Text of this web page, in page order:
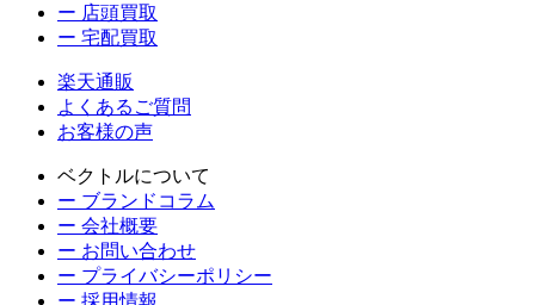
ー 店頭買取
ー 宅配買取
楽天通販
よくあるご質問
お客様の声
ベクトルについて
ー ブランドコラム
ー 会社概要
ー お問い合わせ
ー プライバシーポリシー
ー 採用情報